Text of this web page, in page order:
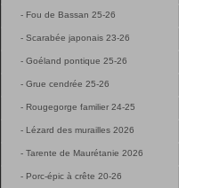
- Fou de Bassan 25-26
- Scarabée japonais 23-26
- Goéland pontique 25-26
- Grue cendrée 25-26
- Rougegorge familier 24-25
- Lézard des murailles 2026
- Tarente de Maurétanie 2026
- Porc-épic à crête 20-26